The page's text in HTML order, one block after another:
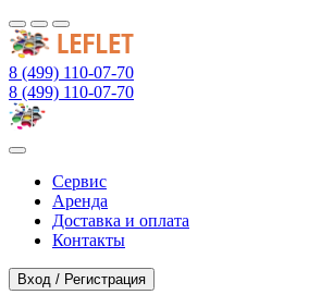
8 (499) 110-07-70
8 (499) 110-07-70
Сервис
Аренда
Доставка и оплата
Контакты
Вход / Регистрация